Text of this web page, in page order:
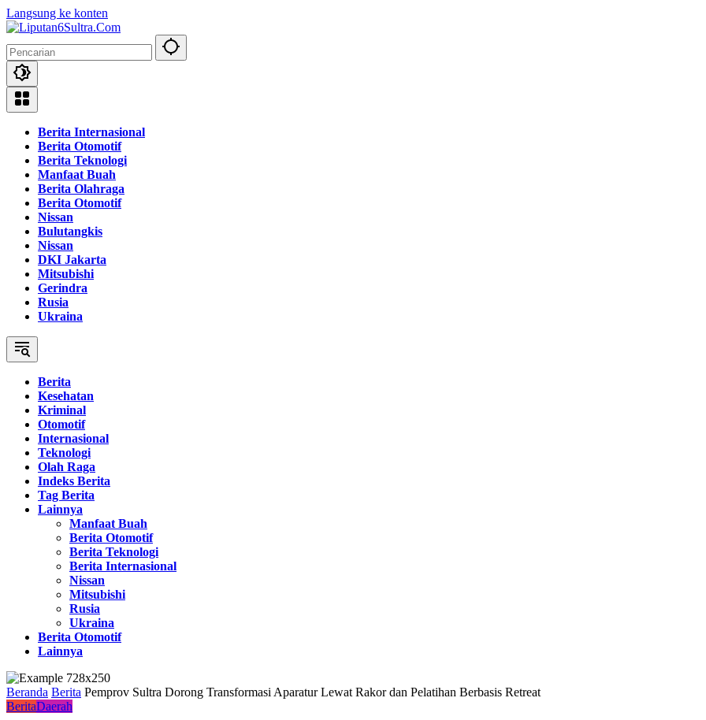
Langsung ke konten
Berita Internasional
Berita Otomotif
Berita Teknologi
Manfaat Buah
Berita Olahraga
Berita Otomotif
Nissan
Bulutangkis
Nissan
DKI Jakarta
Mitsubishi
Gerindra
Rusia
Ukraina
Berita
Kesehatan
Kriminal
Otomotif
Internasional
Teknologi
Olah Raga
Indeks Berita
Tag Berita
Lainnya
Manfaat Buah
Berita Otomotif
Berita Teknologi
Berita Internasional
Nissan
Mitsubishi
Rusia
Ukraina
Berita Otomotif
Lainnya
Beranda Berita Pemprov Sultra Dorong Transformasi Aparatur Lewat Rakor dan Pelatihan Berbasis Retreat
BeritaDaerah